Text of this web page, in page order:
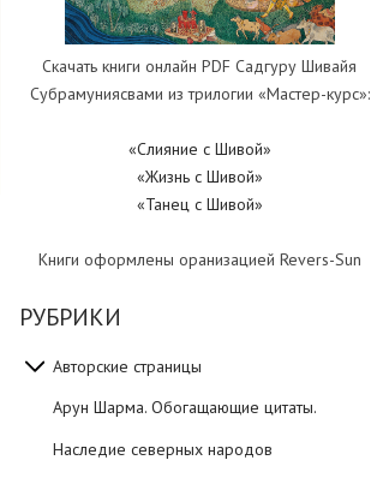
Скачать книги онлайн PDF Садгуру Шивайя
Субрамуниясвами из трилогии «Мастер-курс»:
«Слияние с Шивой»
«Жизнь с Шивой»
«Танец с Шивой»
Книги оформлены оранизацией Revers-Sun
РУБРИКИ
Авторские страницы
Арун Шарма. Обогащающие цитаты.
Наследие северных народов